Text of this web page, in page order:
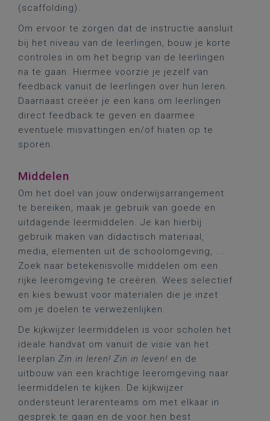
(scaffolding).
Om ervoor te zorgen dat de instructie aansluit
bij het niveau van de leerlingen, bouw je korte
controles in om het begrip van de leerlingen
na te gaan. Hiermee voorzie je jezelf van
feedback vanuit de leerlingen over hun leren.
Daarnaast creëer je een kans om leerlingen
direct feedback te geven en daarmee
eventuele misvattingen en/of hiaten op te
sporen.
Middelen
Om het doel van jouw onderwijsarrangement
te bereiken, maak je gebruik van goede en
uitdagende leermiddelen. Je kan hierbij
gebruik maken van didactisch materiaal,
media, elementen uit de schoolomgeving, ...
Zoek naar betekenisvolle middelen om een
rijke leeromgeving te creëren. Wees selectief
en kies bewust voor materialen die je inzet
om je doelen te verwezenlijken.
De kijkwijzer leermiddelen is voor scholen het
ideale handvat om vanuit de visie van het
leerplan Zin in leren! Zin in leven! en de
uitbouw van een krachtige leeromgeving naar
leermiddelen te kijken. De kijkwijzer
ondersteunt lerarenteams om met elkaar in
gesprek te gaan en de voor hen best